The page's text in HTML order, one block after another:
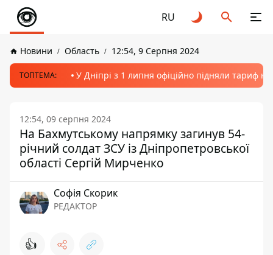
RU
Новини Область 12:54, 9 Серпня 2024
ТОПТЕМА: У Дніпрі з 1 липня офіційно підняли тариф
12:54, 09 серпня 2024
На Бахмутському напрямку загинув 54-
річний солдат ЗСУ із Дніпропетровської
області Сергій Мирченко
Софія Скорик
РЕДАКТОР
👍